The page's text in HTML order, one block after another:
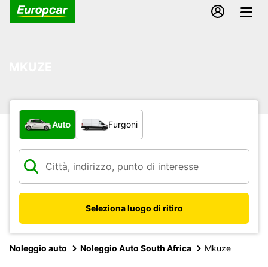
Scegli la tipologia di veicolo:
Auto Furgoni
Seleziona luogo di ritiro
Noleggio auto Noleggio Auto South Africa Mkuze